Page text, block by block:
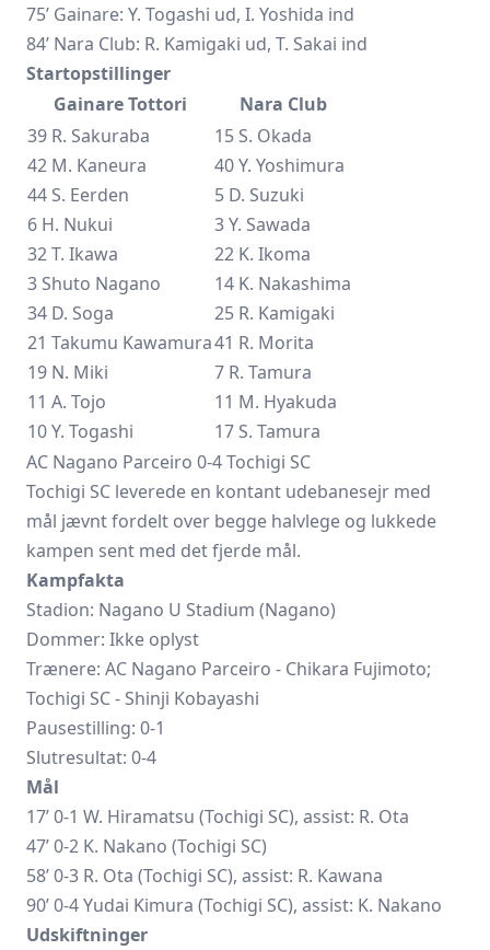
75’ Gainare: Y. Togashi ud, I. Yoshida ind
84’ Nara Club: R. Kamigaki ud, T. Sakai ind
Startopstillinger
Gainare Tottori
Nara Club
39 R. Sakuraba
42 M. Kaneura
44 S. Eerden
6 H. Nukui
32 T. Ikawa
3 Shuto Nagano
34 D. Soga
21 Takumu Kawamura
19 N. Miki
11 A. Tojo
10 Y. Togashi
15 S. Okada
40 Y. Yoshimura
5 D. Suzuki
3 Y. Sawada
22 K. Ikoma
14 K. Nakashima
25 R. Kamigaki
41 R. Morita
7 R. Tamura
11 M. Hyakuda
17 S. Tamura
AC Nagano Parceiro 0-4 Tochigi SC
Tochigi SC leverede en kontant udebanesejr med
mål jævnt fordelt over begge halvlege og lukkede
kampen sent med det fjerde mål.
Kampfakta
Stadion: Nagano U Stadium (Nagano)
Dommer: Ikke oplyst
Trænere: AC Nagano Parceiro - Chikara Fujimoto;
Tochigi SC - Shinji Kobayashi
Pausestilling: 0-1
Slutresultat: 0-4
Mål
17’ 0-1 W. Hiramatsu (Tochigi SC), assist: R. Ota
47’ 0-2 K. Nakano (Tochigi SC)
58’ 0-3 R. Ota (Tochigi SC), assist: R. Kawana
90’ 0-4 Yudai Kimura (Tochigi SC), assist: K. Nakano
Udskiftninger